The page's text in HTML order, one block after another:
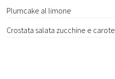
Plumcake al limone
Crostata salata zucchine e carote